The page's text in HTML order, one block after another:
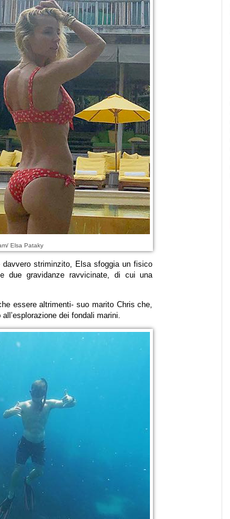
Elsa Pataky
striminzito, Elsa sfoggia un fisico
due gravidanze ravvicinate, di cui una
essere altrimenti- suo marito Chris che,
dei fondali marini.